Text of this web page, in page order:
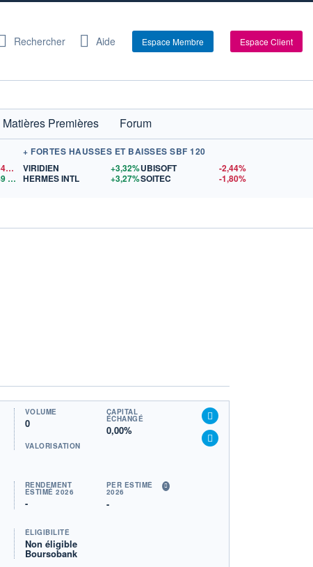
Rechercher Aide Espace Membre Espace Client
Matières Premières
Forum
1,1544$US
$US
+ FORTES HAUSSES ET BAISSES SBF 120
VIRIDIEN
+3,32%
HERMES INTL
+3,27%
UBISOFT
-2,44%
SOITEC
-1,80%
VOLUME
0
CAPITAL
ÉCHANGÉ
0,00%
VALORISATION
RENDEMENT
ESTIMÉ 2026
-
PER ESTIMÉ
2026
-
ÉLIGIBILITÉ
Non éligible
Boursobank